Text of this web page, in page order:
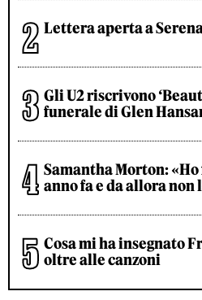
Lettera aperta a
Gli U2 riscrivono
funerale di Glen
Samantha Morton: «Ho
anno fa e da allora non
Cosa mi ha insegnato
oltre alle canzoni